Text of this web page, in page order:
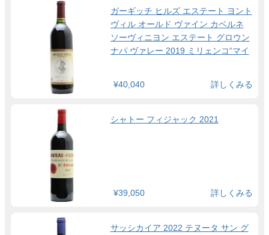
ガーギッチ ヒルズ エステート ヨント
ヴィル オールド ヴァイン カベルネ
ソーヴィニヨン エステート グロウン
ナパ ヴァレー 2019 ミリェンコ“マイ
¥40,040 詳しくみる
シャトー フィジャック 2021
¥39,050 詳しくみる
サッシカイア 2022 テヌータ サン グ